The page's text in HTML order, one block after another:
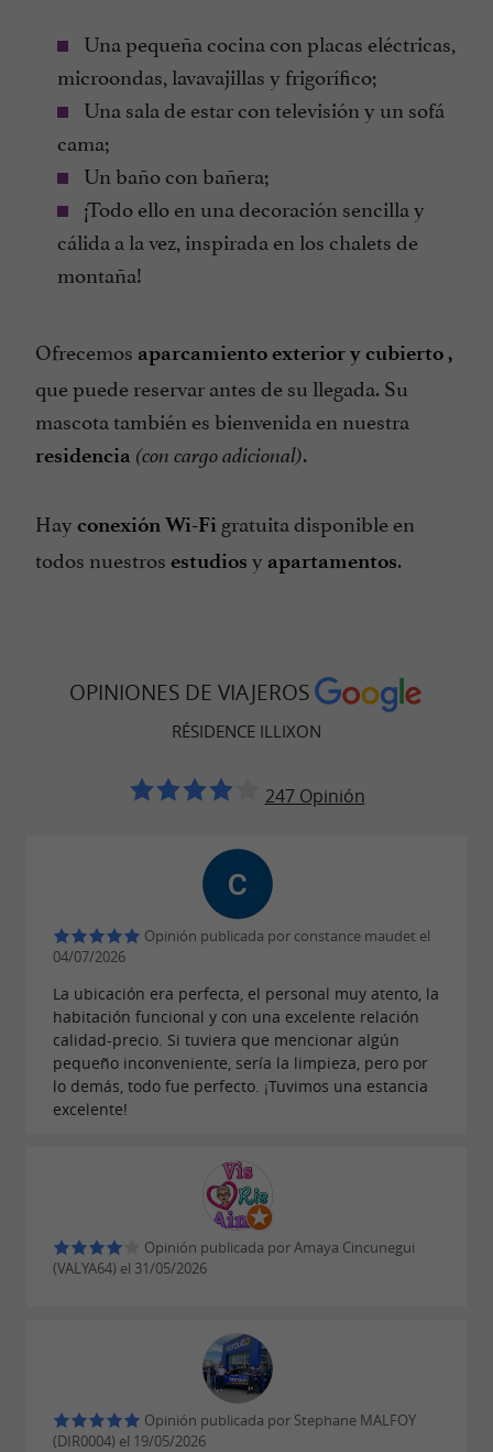
Una pequeña cocina con placas eléctricas,
microondas, lavavajillas y frigorífico;
Una sala de estar con televisión y un sofá
cama;
Un baño con bañera;
¡Todo ello en una decoración sencilla y
cálida a la vez, inspirada en los chalets de
montaña!
Ofrecemos aparcamiento exterior y cubierto,
que puede reservar antes de su llegada. Su
mascota también es bienvenida en nuestra
residencia (con cargo adicional).
Hay conexión Wi-Fi gratuita disponible en
todos nuestros estudios y apartamentos.
OPINIONES DE VIAJEROS
RÉSIDENCE ILLIXON
247 Opinión
Opinión publicada por constance maudet el
04/07/2026
La ubicación era perfecta, el personal muy atento, la
habitación funcional y con una excelente relación
calidad-precio. Si tuviera que mencionar algún
pequeño inconveniente, sería la limpieza, pero por
lo demás, todo fue perfecto. ¡Tuvimos una estancia
excelente!
Opinión publicada por Amaya Cincunegui
(VALYA64) el 31/05/2026
Opinión publicada por Stephane MALFOY
(DIR0004) el 19/05/2026